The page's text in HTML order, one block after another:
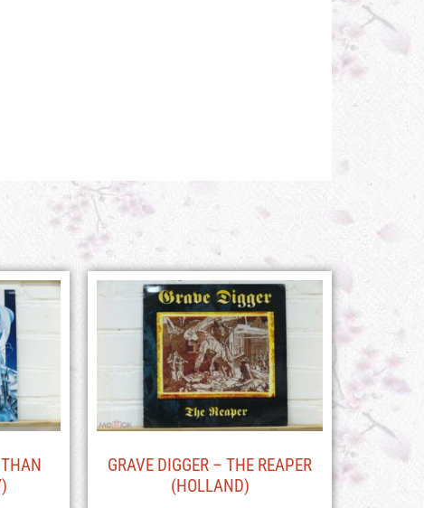
GRAVE DIGGER – THE REAPER
(HOLLAND)